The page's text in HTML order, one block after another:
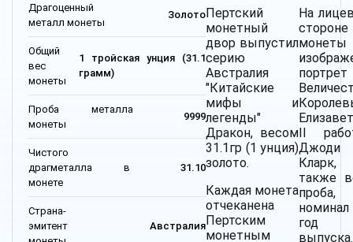
Драгоценный
металл монеты
Золото
Общий
вес
монеты
1 тройская унция (31.1
грамм)
Проба металла
монеты
9999
Чистого
драгметалла в
монете
31.10
Страна-
эмитент
Австралия
Пертский
монетный
двор выпустил
серию
Австралия
"Китайские
мифы и
легенды"
Дракон, весом
31.1гр (1 унция)
золото.
Каждая монета
отчеканена
Пертским
монетным
На
стороне
монеты
II
Джоди
также
проба,
год
выпуска.